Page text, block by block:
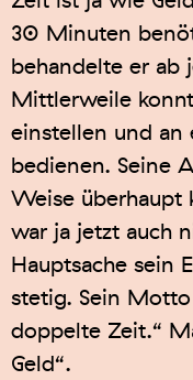
30 Minuten
behandelte er ab
Mittlerweile
einstellen und an
bedienen. Seine
Weise überhaupt
war ja jetzt auch
Hauptsache sein
stetig. Sein
doppelte Zeit.“
Geld“.